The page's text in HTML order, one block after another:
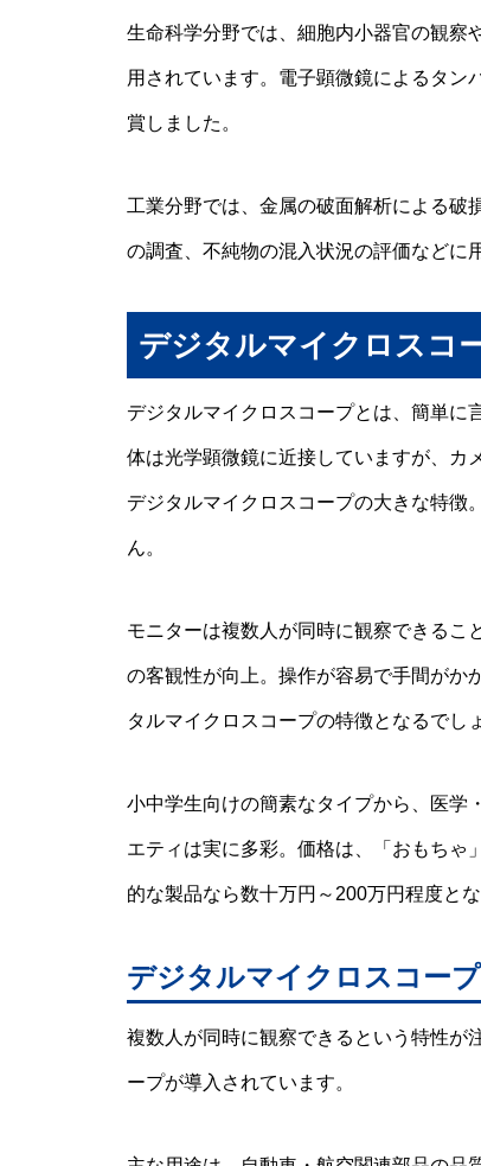
生命科学分野では、細胞内小器官の観察
用されています。電子顕微鏡によるタン
賞しました。
工業分野では、金属の破面解析による破
の調査、不純物の混入状況の評価などに
デジタルマイクロスコ
デジタルマイクロスコープとは、簡単に
体は光学顕微鏡に近接していますが、カ
デジタルマイクロスコープの大きな特徴
ん。
モニターは複数人が同時に観察できるこ
の客観性が向上。操作が容易で手間がか
タルマイクロスコープの特徴となるでし
小中学生向けの簡素なタイプから、医学
エティは実に多彩。価格は、「おもちゃ
的な製品なら数十万円～200万円程度とな
デジタルマイクロスコー
複数人が同時に観察できるという特性が
ープが導入されています。